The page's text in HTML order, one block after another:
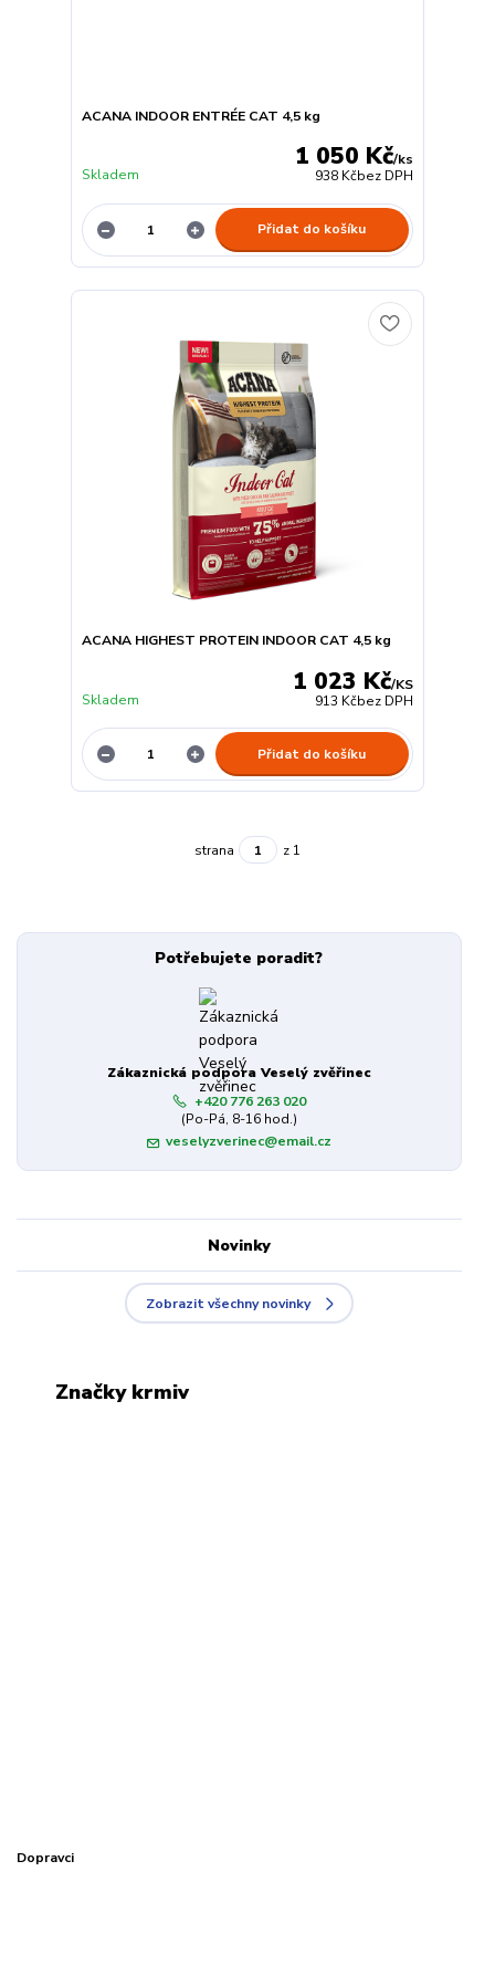
ACANA INDOOR ENTRÉE CAT 4,5 kg
1 050 Kč/ks
938 Kčbez DPH
Skladem
Přidat do košíku
ACANA HIGHEST PROTEIN INDOOR CAT 4,5 kg
1 023 Kč/KS
913 Kčbez DPH
Skladem
Přidat do košíku
strana z 1
Potřebujete poradit?
Zákaznická podpora Veselý zvěřinec
+420 776 263 020
(Po-Pá, 8-16 hod.)
veselyzverinec@email.cz
Novinky
Zobrazit všechny novinky
Značky krmiv
Dopravci